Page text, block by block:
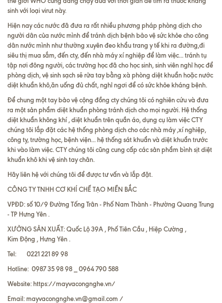
sinh với loại virut này.
Hiện nay các nước đã đưa ra rất nhiều phương pháp phòng dịch cho
người dân của nước mình để tránh dịch bệnh bảo vệ sức khỏe cho công
dân nước mình như thường xuyên đeo khẩu trang y tế khi ra đường,đi
siêu thị mua sắm, đến cty, đến nhà máy xí nghiệp để làm việc... tránh tụ
tập nơi đông người, các trường học đã cho học sinh, sinh viên nghỉ học để
phòng dịch, vệ sinh sạch sẽ rửa tay bằng xà phòng diệt khuẩn hoặc nước
diệt khuẩn khô,ăn uống đủ chất, nghỉ ngơi để có sức khỏe kháng bệnh.
Để chung một tay bảo vệ cộng đồng cty chúng tôi có nghiên cứu và đưa
ra một sản phẩm diệt khuẩn phòng tránh dịch cho mọi người. Hệ thống
diệt khuẩn không khí , diệt khuẩn trên quần áo, dụng cụ làm việc CTY
chúng tôi lắp đặt các hệ thống phòng dịch cho các nhà máy ,xí nghiệp,
công ty, trường học, bệnh viện... hệ thống sát khuẩn và diệt khuẩn trước
khi vào làm việc. CTY chúng tôi cũng cung cấp các sản phẩm bình sịt diệt
khuẩn khô khi vệ sinh tay chân.
Hãy liên hệ với chúng tôi để được tư vấn và lắp đặt.
CÔNG TY TNHH CƠ KHÍ CHẾ TẠO MIỀN BẮC
VPĐD: số 10/9 Đường Tống Trân - Phố Nam Thành - Phường Quang Trung
- TP Hưng Yên .
XƯỞNG SẢN XUẤT: Quốc Lộ 39A , Phố Tiên Cầu , Hiệp Cường ,
Kim Động , Hưng Yên .
Tel: 0221 221 89 98
Hotline: 0987 35 98 98 _ 0964 790 588
Website:https://mayvacongnghe.vn/
Email: mayvacongnghe.vn@gmail.com /